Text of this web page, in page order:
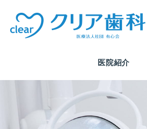
医院紹介